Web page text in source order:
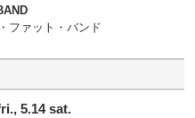
ファット・バンド
5.14 sat.